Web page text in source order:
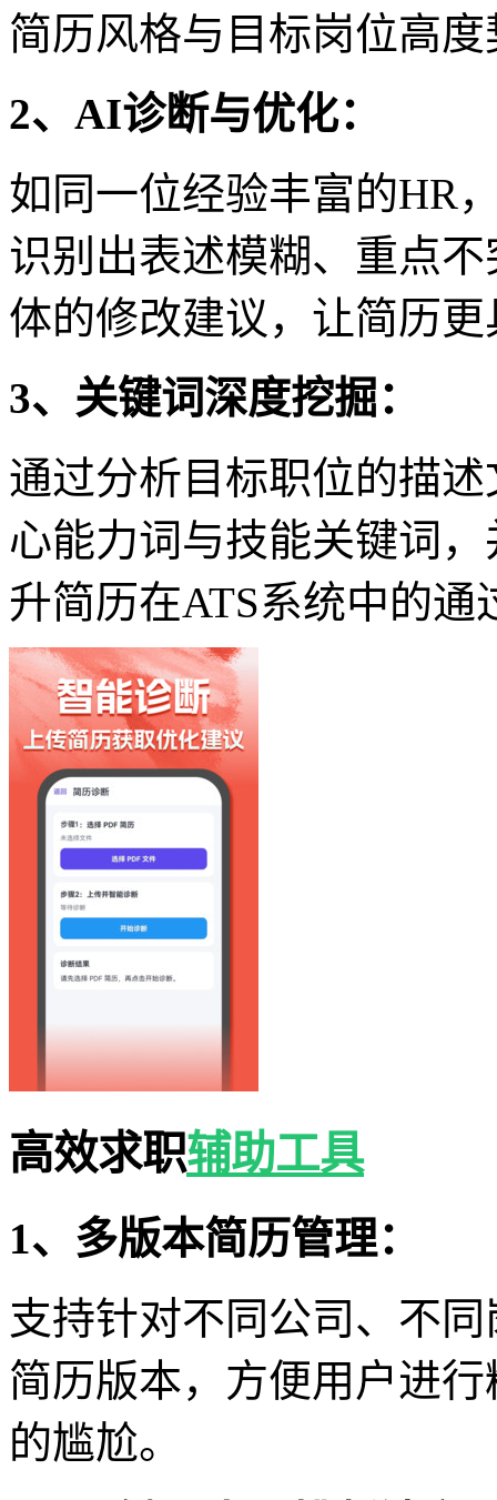
简历风格与目标岗位高度
2、AI诊断与优化：
如同一位经验丰富的HR
识别出表述模糊、重点
体的修改建议，让简历
3、关键词深度挖掘：
通过分析目标职位的描
心能力词与技能关键词
升简历在ATS系统中的通
高效求职辅助工具
1、多版本简历管理：
支持针对不同公司、不
简历版本，方便用户进
的尴尬。